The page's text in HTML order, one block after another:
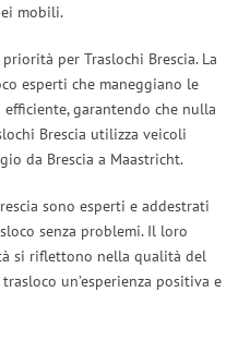
mobili.
per Traslochi Brescia. La
esperti che maneggiano le
garantendo che nulla
Brescia utilizza veicoli
da Brescia a Maastricht.
sono esperti e addestrati
senza problemi. Il loro
si riflettono nella qualità del
un’esperienza positiva e